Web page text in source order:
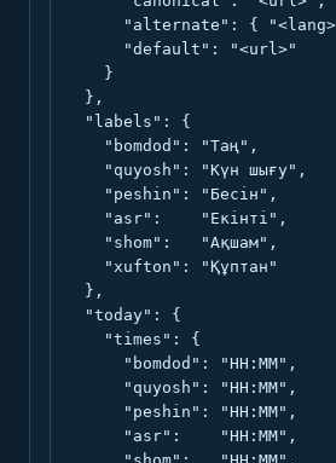
"alternate": {
      "default": "<url>"
    }
  },
  "labels": {
    "bomdod": "Таң",
    "quyosh": "Күн шығу",
    "peshin": "Бесін",
    "asr":    "Екінті",
    "shom":   "Ақшам",
    "xufton": "Құптан"
  },
  "today": {
    "times": {
      "bomdod": "HH:MM",
      "quyosh": "HH:MM",
      "peshin": "HH:MM",
      "asr":    "HH:MM",